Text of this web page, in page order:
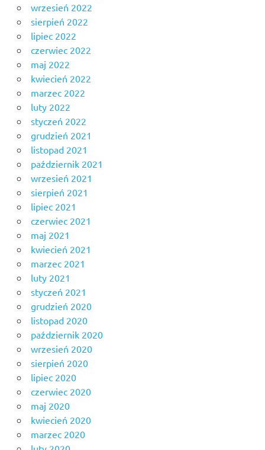
wrzesień 2022
sierpień 2022
lipiec 2022
czerwiec 2022
maj 2022
kwiecień 2022
marzec 2022
luty 2022
styczeń 2022
grudzień 2021
listopad 2021
październik 2021
wrzesień 2021
sierpień 2021
lipiec 2021
czerwiec 2021
maj 2021
kwiecień 2021
marzec 2021
luty 2021
styczeń 2021
grudzień 2020
listopad 2020
październik 2020
wrzesień 2020
sierpień 2020
lipiec 2020
czerwiec 2020
maj 2020
kwiecień 2020
marzec 2020